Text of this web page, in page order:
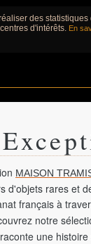
des
d'intérêts. En
MAISON
d'objets rares et
français à
notre
une